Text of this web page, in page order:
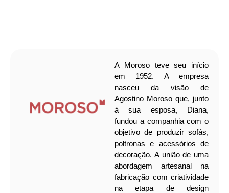
A Moroso teve seu início
em 1952. A empresa
nasceu da visão de
Agostino Moroso que, junto
à sua esposa, Diana,
fundou a companhia com o
objetivo de produzir sofás,
poltronas e acessórios de
decoração. A união de uma
abordagem artesanal na
fabricação com criatividade
na etapa de design